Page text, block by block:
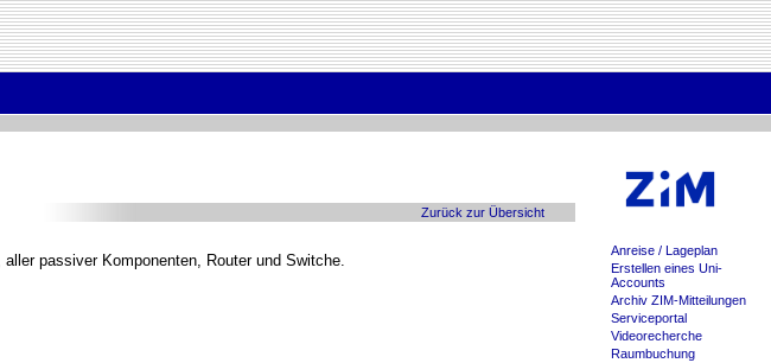
Anreise / Lageplan
Erstellen eines Uni-
Accounts
Archiv ZIM-Mitteilungen
Serviceportal
Videorecherche
Raumbuchung
Zurück zur Übersicht
passiver Komponenten, Router und Switche.